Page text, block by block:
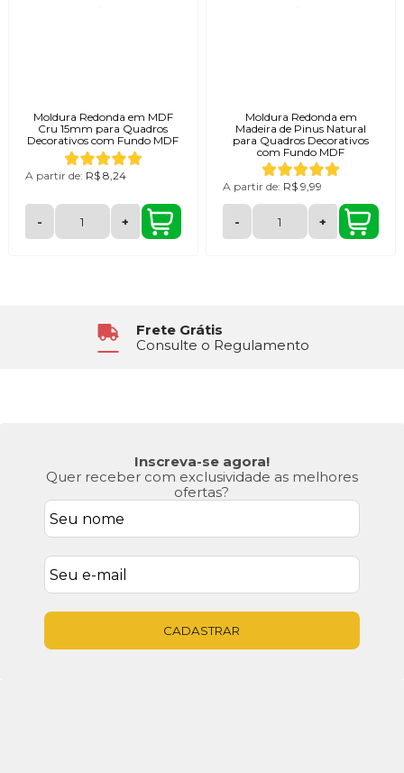
Moldura Redonda em MDF
Cru 15mm para Quadros
Decorativos com Fundo MDF
A partir de: R$ 8,24
- +
Moldura Redonda em
Madeira de Pinus Natural
para Quadros Decorativos
com Fundo MDF
A partir de: R$ 9,99
- +
Frete Grátis
Consulte o Regulamento
Inscreva-se agora!
Quer receber com exclusividade as melhores
ofertas?
CADASTRAR